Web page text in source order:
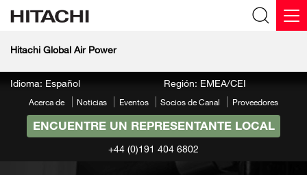
Hitachi Global Air Power
Idioma: Español Región: EMEA/CEI
Acerca de Noticias Eventos Socios de Canal Proveedores
ENCUENTRE UN REPRESENTANTE LOCAL
+44 (0)191 404 6802